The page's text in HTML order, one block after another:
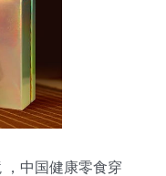
，中国健康零食穿